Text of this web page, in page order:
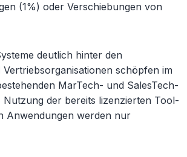
(1%) oder Verschiebungen von
deutlich hinter den
schöpfen im
MarTech- und SalesTech-
Nutzung der bereits lizenzierten Tool-
Anwendungen werden nur